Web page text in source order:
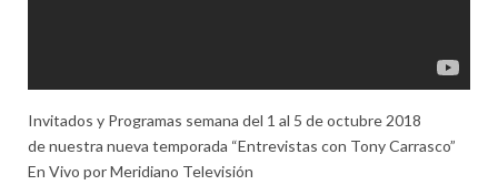
Invitados y Programas semana del 1 al 5 de octubre 2018
de nuestra nueva temporada “Entrevistas con Tony Carrasco”
En Vivo por Meridiano Televisión